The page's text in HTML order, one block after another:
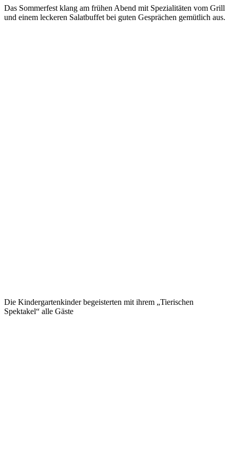
Das Sommerfest klang am frühen Abend mit Spezialitäten vom Grill
und einem leckeren Salatbuffet bei guten Gesprächen gemütlich aus.
Die Kindergartenkinder begeisterten mit ihrem „Tierischen
Spektakel“ alle Gäste